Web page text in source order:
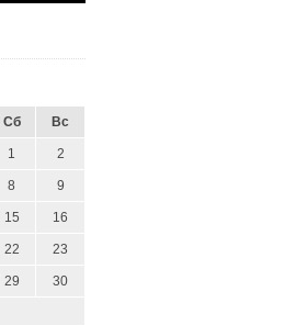
Сб Вс
1 2
8 9
15 16
22 23
29 30